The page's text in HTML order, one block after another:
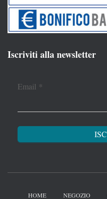
Iscriviti alla newsletter
Email *
HOME NEGOZIO